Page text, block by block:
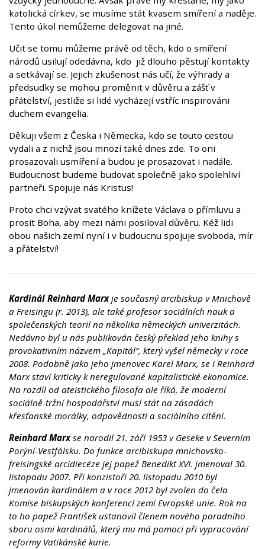
katolická církev, se musíme stát kvasem smíření a naděje.
Tento úkol nemůžeme delegovat na jiné.
Učit se tomu můžeme právě od těch, kdo o smíření
národů usilují odedávna, kdo již dlouho pěstují kontakty
a setkávají se. Jejich zkušenost nás učí, že výhrady a
předsudky se mohou proměnit v důvěru a zášť v
přátelství, jestliže si lidé vycházejí vstříc inspirováni
duchem evangelia.
Děkuji všem z Česka i Německa, kdo se touto cestou
vydali a z nichž jsou mnozí také dnes zde. To oni
prosazovali usmíření a budou je prosazovat i nadále.
Budoucnost budeme budovat společně jako spolehliví
partneři. Spojuje nás Kristus!
Proto chci vzývat svatého knížete Václava o přímluvu a
prosit Boha, aby mezi námi posiloval důvěru. Kéž lidi
obou našich zemí nyní i v budoucnu spojuje svoboda, mír
a přátelství!
Kardinál Reinhard Marxje současný arcibiskup v Mnichově
a Freisingu (r. 2013), ale také profesor sociálních nauk a
společenských teorií na několika německých univerzitách.
Nedávno byl u nás publikován český překlad jeho knihy s
provokativním názvem „Kapitál“, který vyšel německy v roce
2008. Podobně jako jeho jmenovec Karel Marx, se i Reinhard
Marx staví kriticky k neregulované kapitalistické ekonomice.
Na rozdíl od ateistického filosofa ale říká, že moderní
sociálně-tržní hospodářství musí stát na zásadách
křesťanské morálky, odpovědnosti a sociálního cítění.
Reinhard Marxse narodil 21. září 1953 v Geseke v Severním
Porýní-Vestfálsku. Do funkce arcibiskupa mnichovsko-
freisingské arcidiecéze jej papež Benedikt XVI. jmenoval 30.
listopadu 2007. Při konzistoři 20. listopadu 2010 byl
jmenován kardinálem a v roce 2012 byl zvolen do čela
Komise biskupských konferencí zemí Evropské unie. Rok na
to ho papež František ustanovil členem nového poradního
sboru osmi kardinálů, který mu má pomoci při vypracování
reformy Vatikánské kurie.